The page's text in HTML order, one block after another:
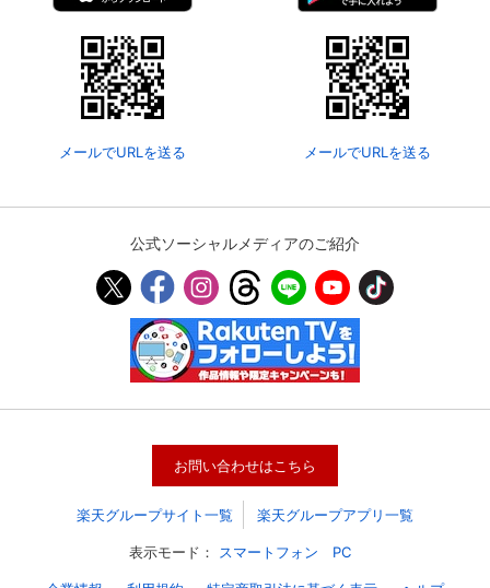
会員設定 会員情報 閉じる
基本情報、本人連絡先、パスワード 、クレ
ジットカード情報の変更が可能です。
メールでURLを送る メールでURLを送る
公式ソーシャルメディアのご紹介
お問い合わせはこちら
楽天グループサイト一覧 楽天グループアプリ一覧
表示モード： スマートフォン PC